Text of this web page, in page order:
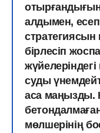
отырғандығын
алдымен, есеп
стратегиясын
бірлесіп
суды
аса маңызды.
мөлшерінің